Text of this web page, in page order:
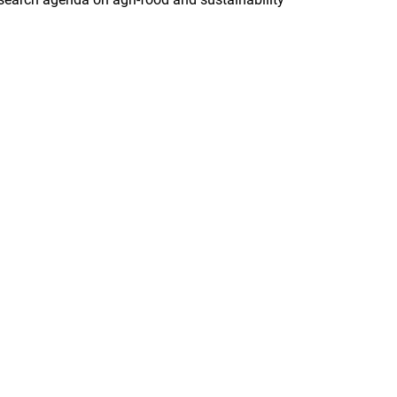
Link, öffnet neues Fenster)
(externer Link, öffnet neues Fenster)